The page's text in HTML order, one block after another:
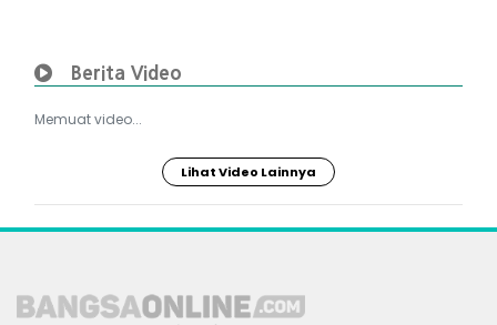
Berita Video
Memuat video...
Lihat Video Lainnya